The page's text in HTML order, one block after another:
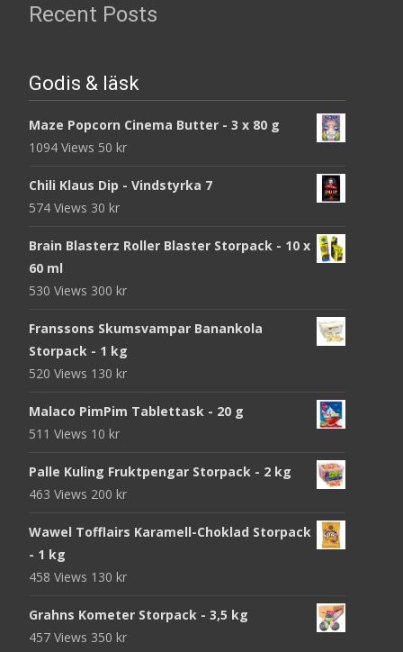
Recent Posts
Godis & läsk
Maze Popcorn Cinema Butter - 3 x 80 g
1094 Views 50 kr
Chili Klaus Dip - Vindstyrka 7
574 Views 30 kr
Brain Blasterz Roller Blaster Storpack - 10 x
60 ml
530 Views 300 kr
Franssons Skumsvampar Banankola
Storpack - 1 kg
520 Views 130 kr
Malaco PimPim Tablettask - 20 g
511 Views 10 kr
Palle Kuling Fruktpengar Storpack - 2 kg
463 Views 200 kr
Wawel Tofflairs Karamell-Choklad Storpack
- 1 kg
458 Views 130 kr
Grahns Kometer Storpack - 3,5 kg
457 Views 350 kr